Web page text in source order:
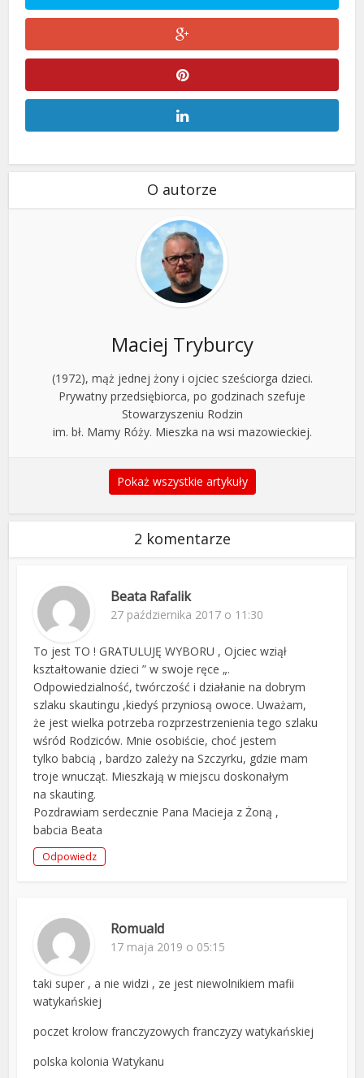
O autorze
Maciej Tryburcy
(1972), mąż jednej żony i ojciec sześciorga dzieci.
Prywatny przedsiębiorca, po godzinach szefuje
Stowarzyszeniu Rodzin
im. bł. Mamy Róży. Mieszka na wsi mazowieckiej.
Pokaż wszystkie artykuły
2 komentarze
Beata Rafalik
27 października 2017 o 11:30
To jest TO ! GRATULUJĘ WYBORU , Ojciec wziął
kształtowanie dzieci ” w swoje ręce „.
Odpowiedzialność, twórczość i działanie na dobrym
szlaku skautingu ,kiedyś przyniosą owoce. Uważam,
że jest wielka potrzeba rozprzestrzenienia tego szlaku
wśród Rodziców. Mnie osobiście, choć jestem
tylko babcią , bardzo zależy na Szczyrku, gdzie mam
troje wnucząt. Mieszkają w miejscu doskonałym
na skauting.
Pozdrawiam serdecznie Pana Macieja z Żoną ,
babcia Beata
Odpowiedz
Romuald
17 maja 2019 o 05:15
taki super , a nie widzi , ze jest niewolnikiem mafii
watykańskiej
poczet krolow franczyzowych franczyzy watykańskiej
polska kolonia Watykanu